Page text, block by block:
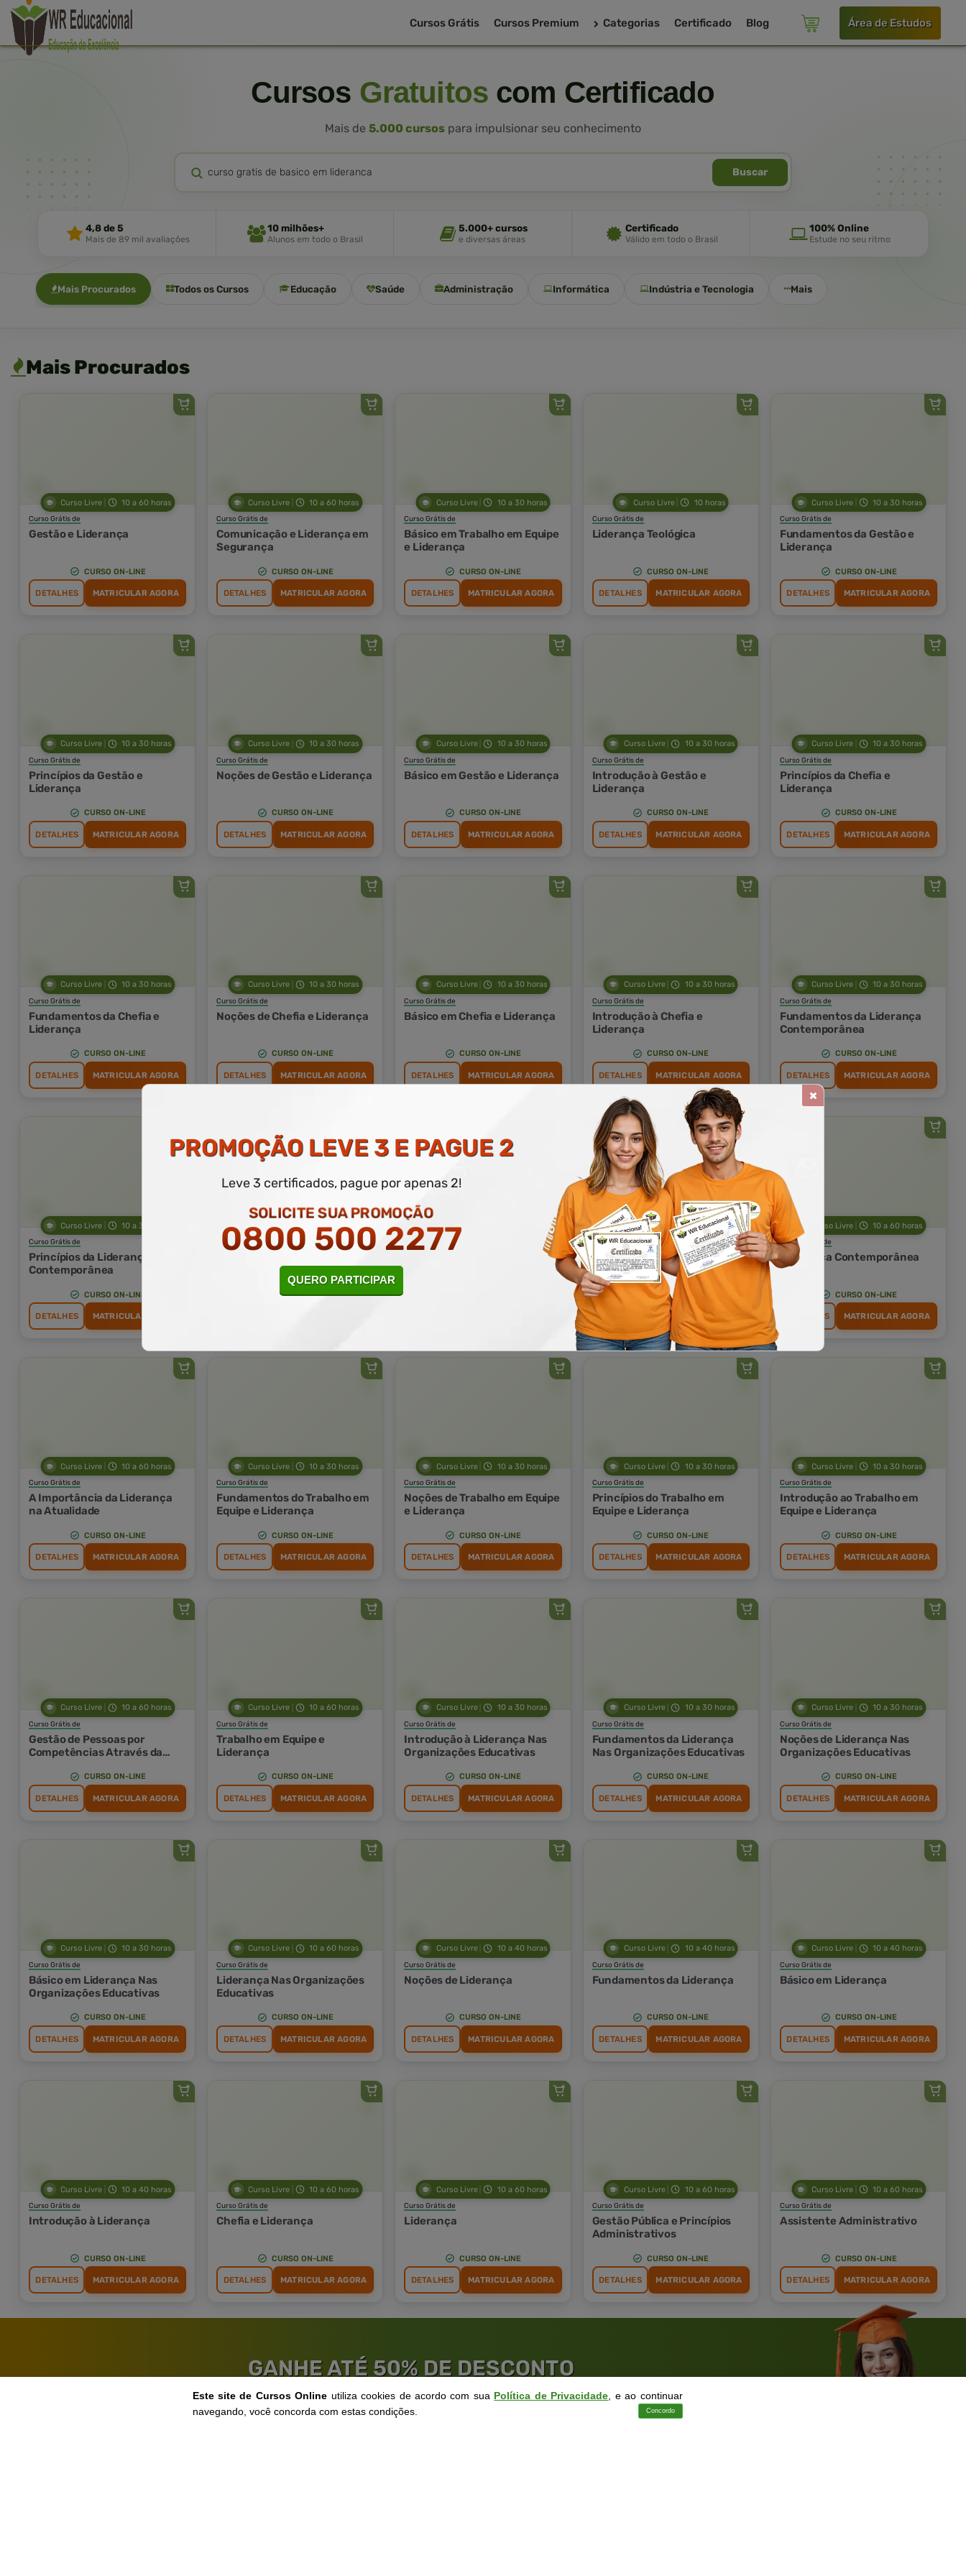
Cursos Grátis Cursos Premium Categorias Certificado Blog Área de Estudos
Cursos Gratuitos com Certificado
Mais de 5.000 cursos para impulsionar seu conhecimento
Buscar
4,8 de 5
Mais de 89 mil avaliações
10 milhões+
Alunos em todo o Brasil
5.000+ cursos
e diversas áreas
Certificado
Válido em todo o Brasil
100% Online
Estude no seu ritmo
Mais Procurados Todos os Cursos Educação Saúde Administração Informática Indústria e Tecnologia Mais
Mais Procurados
Curso Livre 10 a 60 horas
Curso Grátis de
Gestão e Liderança
CURSO ON-LINE
DETALHES MATRICULAR AGORA
Curso Livre 10 a 60 horas
Curso Grátis de
Comunicação e Liderança em
Segurança
CURSO ON-LINE
DETALHES MATRICULAR AGORA
Curso Livre 10 a 30 horas
Curso Grátis de
Básico em Trabalho em Equipe
e Liderança
CURSO ON-LINE
DETALHES MATRICULAR AGORA
Curso Livre 10 horas
Curso Grátis de
Liderança Teológica
CURSO ON-LINE
DETALHES MATRICULAR AGORA
Curso Livre 10 a 30 horas
Curso Grátis de
Fundamentos da Gestão e
Liderança
CURSO ON-LINE
DETALHES MATRICULAR AGORA
Curso Livre 10 a 30 horas
Curso Grátis de
Princípios da Gestão e
Liderança
CURSO ON-LINE
DETALHES MATRICULAR AGORA
Curso Livre 10 a 30 horas
Curso Grátis de
Noções de Gestão e Liderança
CURSO ON-LINE
DETALHES MATRICULAR AGORA
Curso Livre 10 a 30 horas
Curso Grátis de
Básico em Gestão e Liderança
CURSO ON-LINE
DETALHES MATRICULAR AGORA
Curso Livre 10 a 30 horas
Curso Grátis de
Introdução à Gestão e
Liderança
CURSO ON-LINE
DETALHES MATRICULAR AGORA
Curso Livre 10 a 30 horas
Curso Grátis de
Princípios da Chefia e
Liderança
CURSO ON-LINE
DETALHES MATRICULAR AGORA
Curso Livre 10 a 30 horas
Curso Grátis de
Fundamentos da Chefia e
Liderança
CURSO ON-LINE
DETALHES MATRICULAR AGORA
Curso Livre 10 a 30 horas
Curso Grátis de
Noções de Chefia e Liderança
CURSO ON-LINE
DETALHES MATRICULAR AGORA
Curso Livre 10 a 30 horas
Curso Grátis de
Básico em Chefia e Liderança
CURSO ON-LINE
DETALHES MATRICULAR AGORA
Curso Livre 10 a 30 horas
Curso Grátis de
Introdução à Chefia e
Liderança
CURSO ON-LINE
DETALHES MATRICULAR AGORA
Curso Livre 10 a 30 horas
Curso Grátis de
Fundamentos da Liderança
Contemporânea
CURSO ON-LINE
DETALHES MATRICULAR AGORA
Curso Livre 10 a 30 horas
Curso Grátis de
Princípios da Liderança
Contemporânea
CURSO ON-LINE
DETALHES MATRICULAR AGORA
Curso Livre 10 a 30 horas
Curso Grátis de
Contemporânea
CURSO ON-LINE
Curso Livre
Curso Grátis de
Curso Livre 10 a 30 horas
Curso Grátis de
Introdução à Liderança
Contemporânea
CURSO ON-LINE
DETALHES MATRICULAR AGORA
Curso Livre 10 a 60 horas
Curso Grátis de
Liderança Contemporânea
CURSO ON-LINE
DETALHES MATRICULAR AGORA
Curso Livre 10 a 60 horas
Curso Grátis de
A Importância da Liderança
na Atualidade
CURSO ON-LINE
DETALHES MATRICULAR AGORA
Curso Livre 10 a 30 horas
Curso Grátis de
Fundamentos do Trabalho em
Equipe e Liderança
CURSO ON-LINE
DETALHES MATRICULAR AGORA
Curso Livre 10 a 30 horas
Curso Grátis de
Noções de Trabalho em Equipe
e Liderança
CURSO ON-LINE
DETALHES MATRICULAR AGORA
Curso Livre 10 a 30 horas
Curso Grátis de
Princípios do Trabalho em
Equipe e Liderança
CURSO ON-LINE
DETALHES MATRICULAR AGORA
Curso Livre 10 a 30 horas
Curso Grátis de
Introdução ao Trabalho em
Equipe e Liderança
CURSO ON-LINE
DETALHES MATRICULAR AGORA
Curso Livre 10 a 60 horas
Curso Grátis de
Gestão de Pessoas por
Competências Através da
CURSO ON-LINE
DETALHES MATRICULAR AGORA
Curso Livre 10 a 60 horas
Curso Grátis de
Trabalho em Equipe e
Liderança
CURSO ON-LINE
DETALHES MATRICULAR AGORA
Curso Livre 10 a 30 horas
Curso Grátis de
Introdução à Liderança Nas
Organizações Educativas
CURSO ON-LINE
DETALHES MATRICULAR AGORA
Curso Livre 10 a 30 horas
Curso Grátis de
Fundamentos da Liderança
Nas Organizações Educativas
CURSO ON-LINE
DETALHES MATRICULAR AGORA
Curso Livre 10 a 30 horas
Curso Grátis de
Noções de Liderança Nas
Organizações Educativas
CURSO ON-LINE
DETALHES MATRICULAR AGORA
Curso Livre 10 a 30 horas
Curso Grátis de
Básico em Liderança Nas
Organizações Educativas
CURSO ON-LINE
DETALHES MATRICULAR AGORA
Curso Livre 10 a 60 horas
Curso Grátis de
Liderança Nas Organizações
Educativas
CURSO ON-LINE
DETALHES MATRICULAR AGORA
Curso Livre 10 a 40 horas
Curso Grátis de
Noções de Liderança
CURSO ON-LINE
DETALHES MATRICULAR AGORA
Curso Livre 10 a 40 horas
Curso Grátis de
Fundamentos da Liderança
CURSO ON-LINE
DETALHES MATRICULAR AGORA
Curso Livre 10 a 40 horas
Curso Grátis de
Básico em Liderança
CURSO ON-LINE
DETALHES MATRICULAR AGORA
Curso Livre 10 a 40 horas
Curso Grátis de
Introdução à Liderança
CURSO ON-LINE
DETALHES MATRICULAR AGORA
Curso Livre 10 a 60 horas
Curso Grátis de
Chefia e Liderança
CURSO ON-LINE
DETALHES MATRICULAR AGORA
Curso Livre 10 a 60 horas
Curso Grátis de
Liderança
CURSO ON-LINE
DETALHES MATRICULAR AGORA
Curso Livre 10 a 60 horas
Curso Grátis de
Gestão Pública e Princípios
Administrativos
CURSO ON-LINE
DETALHES MATRICULAR AGORA
Curso Livre 10 a 60 horas
Curso Grátis de
Assistente Administrativo
CURSO ON-LINE
DETALHES MATRICULAR AGORA
GANHE ATÉ 50% DE DESCONTO
Solicite um WhatsApp
PROMOÇÃOLEVE 3 E PAGUE 2
Leve 3 certificados, pague por apenas 2!
SOLICITE SUA PROMOÇÃO
0800 500 2277
QUERO PARTICIPAR
Este site de Cursos Online utiliza cookies de acordo com sua Política de Privacidade , e ao continuar
navegando, você concorda com estas condições.
Concordo